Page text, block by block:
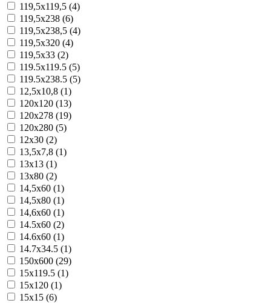
119,5x119,5 (4)
119,5x238 (6)
119,5x238,5 (4)
119,5x320 (4)
119,5x33 (2)
119.5x119.5 (5)
119.5x238.5 (5)
12,5x10,8 (1)
120x120 (13)
120x278 (19)
120x280 (5)
12x30 (2)
13,5x7,8 (1)
13x13 (1)
13x80 (2)
14,5x60 (1)
14,5x80 (1)
14,6x60 (1)
14.5x60 (2)
14.6x60 (1)
14.7x34.5 (1)
150x600 (29)
15x119.5 (1)
15x120 (1)
15x15 (6)